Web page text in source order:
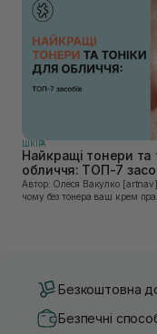
ШКIРА
Найкращі тонери та
обличчя: ТОП-7
Автор: Олеся Вакулко [artnav] У цій статті ми пояснимо,
чому без тонера ваш крем
Безкоштовна
Безпечні